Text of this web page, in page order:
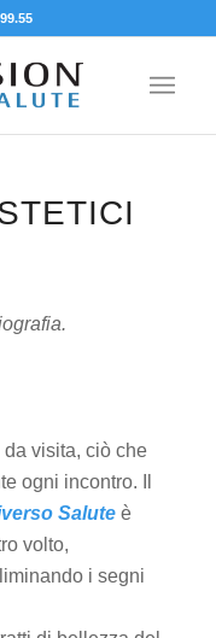
da visita, ciò che
ogni incontro. Il
Saluteè
volto,
i segni